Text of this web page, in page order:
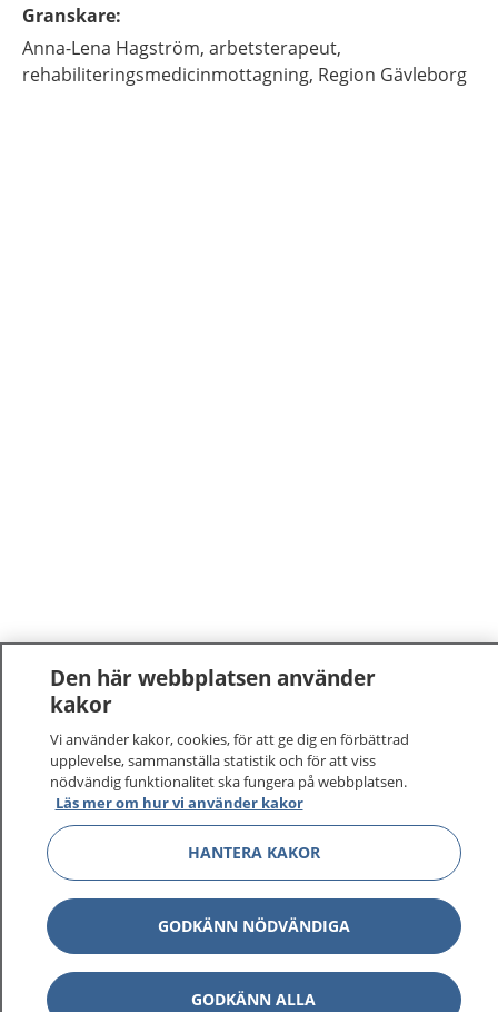
Granskare:
Anna-Lena Hagström, arbetsterapeut,
rehabiliteringsmedicinmottagning, Region Gävleborg
1177–tryggt om din hälsa och vård
På 1177.se får du råd om hälsa och information om
sjukdomar och vilka mottagningar du kan kontakta.
Logga in för att läsa din journal och göra dina
vårdärenden. Ring telefonnummer 1177 för
sjukvårdsrådgivning dygnet runt.
1177 ger dig råd när du vill må bättre.
Den här webbplatsen använder
kakor
Vi använder kakor, cookies, för att ge dig en förbättrad
upplevelse, sammanställa statistik och för att viss
nödvändig funktionalitet ska fungera på webbplatsen.
Läs mer om hur vi använder kakor
HANTERA KAKOR
GODKÄNN NÖDVÄNDIGA
GODKÄNN ALLA